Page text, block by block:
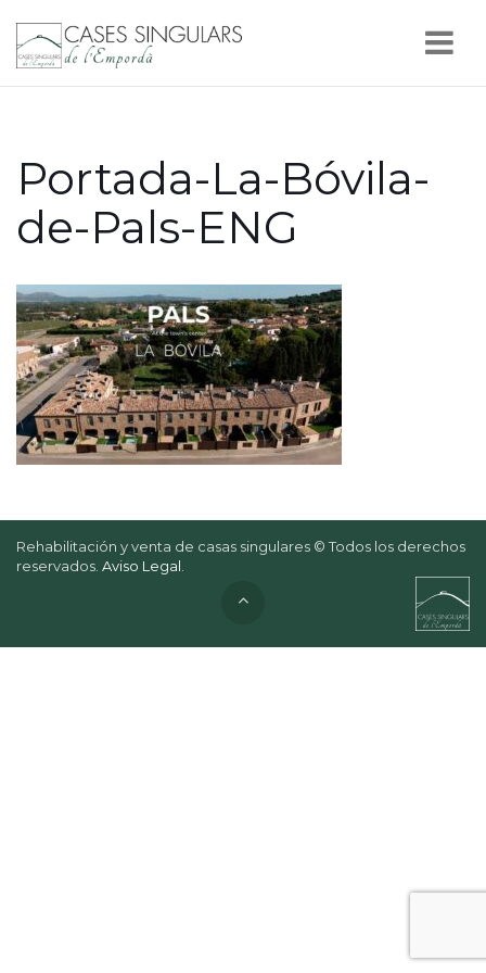
Portada-La-Bóvila-
de-Pals-ENG
Rehabilitación y venta de casas singulares © Todos los derechos
reservados. Aviso Legal